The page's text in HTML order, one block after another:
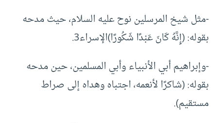
-مثل شيخ المرسلين نوح عليه السلام، حيث مدحه
بقوله: (إِنَّهُ كَانَ عَبْدًا شَكُورًا)الإسراء3.
-وإبراهيم أبي الأنبياء وأبي المسلمين، حين مدحه
بقوله: (شاكرًا لأنعمه، اجتباه وهداه إلى صراط
مستقيم).